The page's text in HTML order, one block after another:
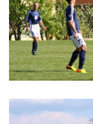
© 2026 eStránky.cz